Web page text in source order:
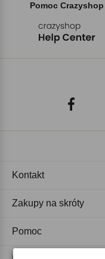
Pomoc Crazyshop
Kontakt
Zakupy na skróty
Pomoc